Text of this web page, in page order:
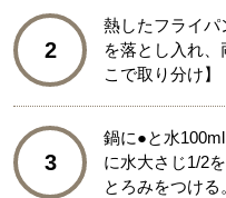
2
熱したフライ
を落とし入れ
こで取り分け】
3
鍋に●と水
に水大さじ1/2
とろみをつける